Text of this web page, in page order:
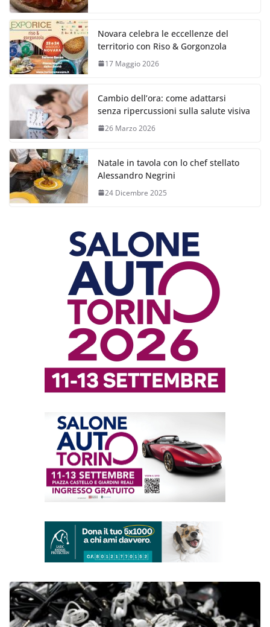
Novara celebra le eccellenze del
territorio con Riso & Gorgonzola
17 Maggio 2026
Cambio dell’ora: come adattarsi
senza ripercussioni sulla salute visiva
26 Marzo 2026
Natale in tavola con lo chef stellato
Alessandro Negrini
24 Dicembre 2025